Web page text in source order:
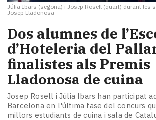
Júlia Ibars (segona) i Josep Rosell (quart) durant les
Josep Lladonosa
Dos alumnes de
d’Hoteleria del
finalistes als Premis
Lladonosa de cuina
Josep Rosell i Júlia Ibars han participat
Barcelona en l'última fase del concurs
millors estudiants de cuina i sala de